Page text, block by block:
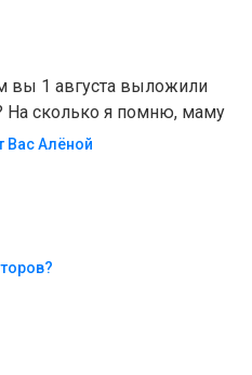
вы 1 августа выложили
На сколько я помню, маму
Вас Алëной